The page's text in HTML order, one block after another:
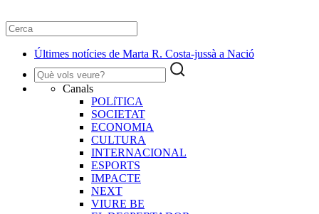
Últimes notícies de Marta R. Costa-jussà a Nació
Canals
POLíTICA
SOCIETAT
ECONOMIA
CULTURA
INTERNACIONAL
ESPORTS
IMPACTE
NEXT
VIURE BE